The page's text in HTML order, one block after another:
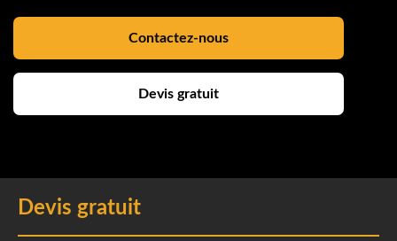
Contactez-nous
Devis gratuit
Devis gratuit